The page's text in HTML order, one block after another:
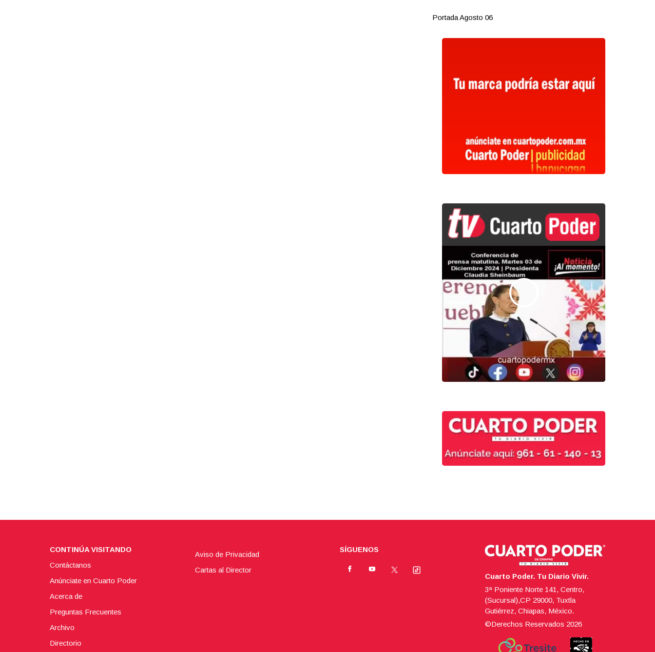
Portada Agosto 06
CONTINÚA VISITANDO
Contáctanos
Anúnciate en Cuarto Poder
Acerca de
Preguntas Frecuentes
Archivo
Directorio
Aviso de Privacidad
Cartas al Director
SÍGUENOS
Cuarto Poder. Tu Diario Vivir.
3ª Poniente Norte 141, Centro,
(Sucursal),CP 29000, Tuxtla
Gutiérrez, Chiapas, México.
©Derechos Reservados 2026